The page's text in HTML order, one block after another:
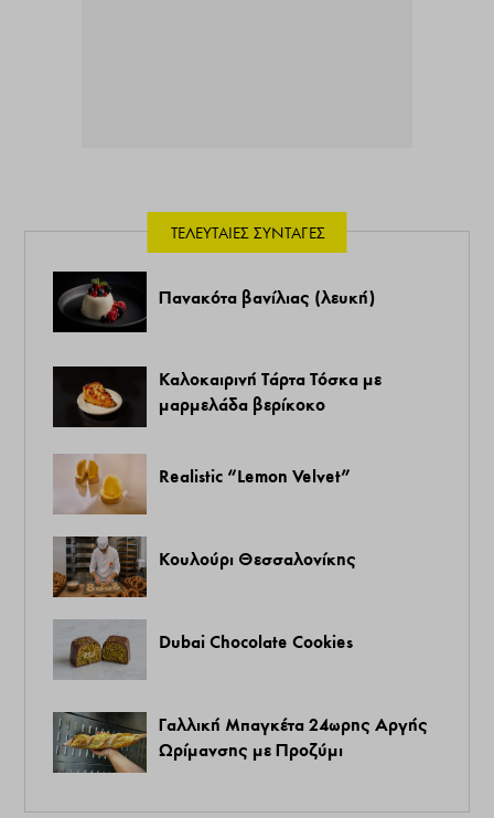
ΤΕΛΕΥΤΑΊΕΣ ΣΥΝΤΑΓΈΣ
Πανακότα βανίλιας (λευκή)
Καλοκαιρινή Τάρτα Τόσκα με
μαρμελάδα βερίκοκο
Realistic “Lemon Velvet”
Κουλούρι Θεσσαλονίκης
Dubai Chocolate Cookies
Γαλλική Μπαγκέτα 24ωρης Αργής
Ωρίμανσης με Προζύμι